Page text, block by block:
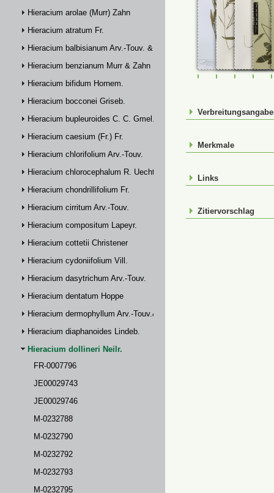
Hieracium arolae (Murr) Zahn
Hieracium atratum Fr.
Hieracium balbisianum Arv.-Touv. & Briq.
Hieracium benzianum Murr & Zahn
Hieracium bifidum Hornem.
Hieracium bocconei Griseb.
Hieracium bupleuroides C. C. Gmel.
Hieracium caesium (Fr.) Fr.
Hieracium chlorifolium Arv.-Touv.
Hieracium chlorocephalum R. Uechtr.
Hieracium chondrillifolium Fr.
Hieracium cirritum Arv.-Touv.
Hieracium compositum Lapeyr.
Hieracium cottetii Christener
Hieracium cydoniifolium Vill.
Hieracium dasytrichum Arv.-Touv.
Hieracium dentatum Hoppe
Hieracium dermophyllum Arv.-Touv.& Briq.
Hieracium diaphanoides Lindeb.
Hieracium dollineri Neilr.
FR-0007796
JE00029743
JE00029746
M-0232788
M-0232790
M-0232792
M-0232793
M-0232795
FR-0007796JE00029743 M-
Merkmale
Links
Zitiervorschlag